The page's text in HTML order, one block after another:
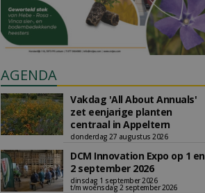
AGENDA
Vakdag 'All About Annuals'
zet eenjarige planten
centraal in Appeltern
donderdag 27 augustus 2026
DCM Innovation Expo op 1 en
2 september 2026
dinsdag 1 september 2026
t/m woensdag 2 september 2026